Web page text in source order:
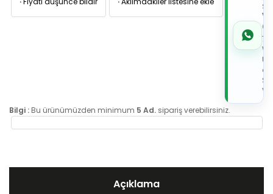
de
Bilgi : Bu ürünümüzden minimum 5 Ad. sipariş verebilirsiniz.
Açıklama